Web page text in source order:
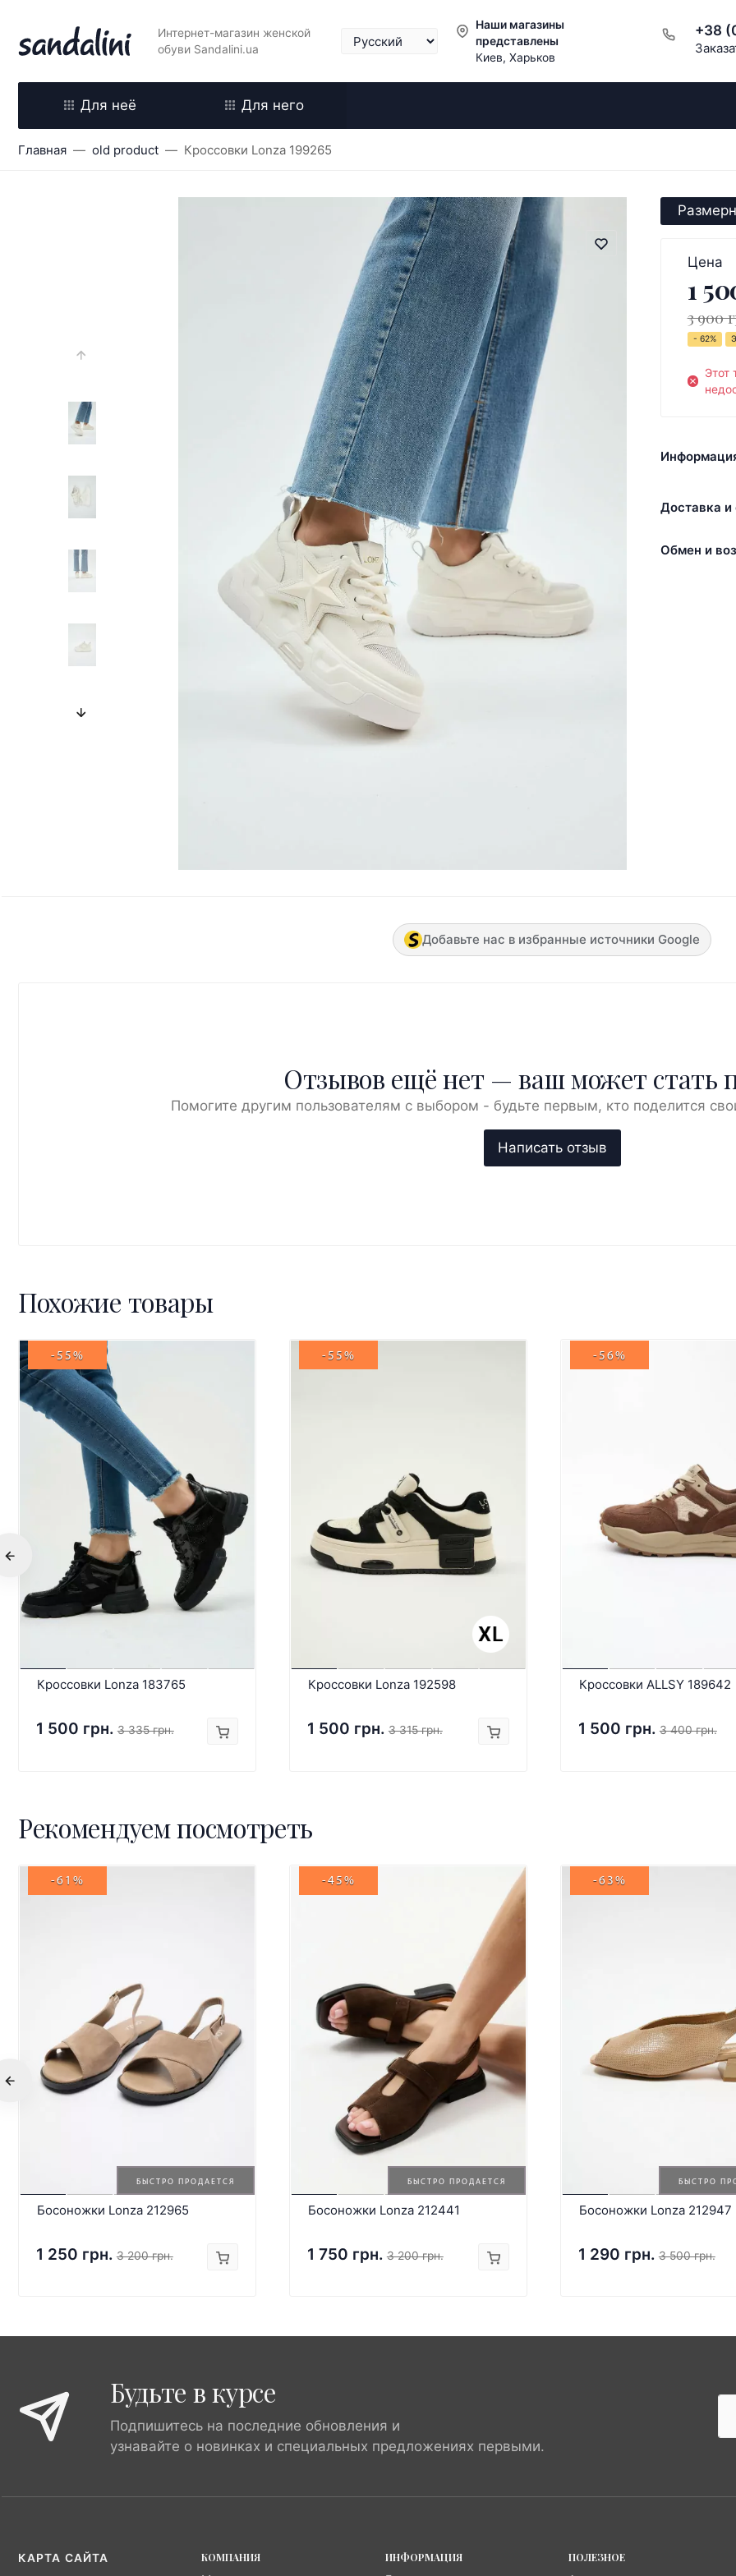
Интернет-магазин женской
обуви Sandalini.ua
Наши магазины
представлены
Киев, Харьков
+38
Для неё Для него
Главная old product Кроссовки Lonza 199265
Цена
1
3 900
- 62%
Этот
Доставка и
Обмен и
Добавьте нас в избранные источники Google
Отзывов ещё нет — ваш может стать
Помогите другим пользователям с выбором - будьте первым, кто поделится
Похожие товары
-55%
Кроссовки Lonza 183765
1 500 грн. 3 335 грн.
-55%
Кроссовки Lonza 192598
1 500 грн. 3 315 грн.
-56%
Кроссовки ALLSY 189642
1 500 грн. 3 400 грн.
Рекомендуем посмотреть
БЫСТРО ПРОДАЕТСЯ
-61%
Босоножки Lonza 212965
1 250 грн. 3 200 грн.
БЫСТРО ПРОДАЕТСЯ
-45%
Босоножки Lonza 212441
1 750 грн. 3 200 грн.
БЫСТРО
-63%
Босоножки Lonza 212947
1 290 грн. 3 500 грн.
Будьте в курсе
Подпишитесь на последние обновления и
узнавайте о новинках и специальных предложениях первыми.
КАРТА САЙТА
КОМПАНИЯ
ИНФОРМАЦИЯ
ПОЛЕЗНОЕ